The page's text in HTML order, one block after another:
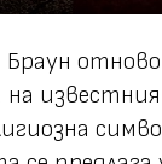
известния